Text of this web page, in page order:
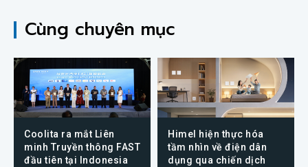
Cùng chuyên mục
Coolita ra mắt Liên
minh Truyền thông FAST
đầu tiên tại Indonesia
Himel hiện thực hóa
tầm nhìn về điện dân
dụng qua chiến dịch